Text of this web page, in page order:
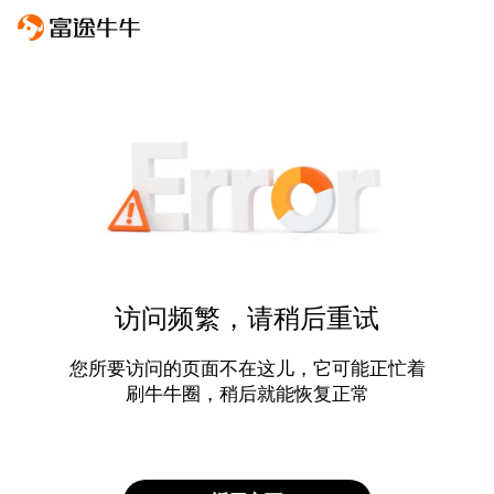
访问频繁，请稍后重试
您所要访问的页面不在这儿，它可能正忙着
刷牛牛圈，稍后就能恢复正常